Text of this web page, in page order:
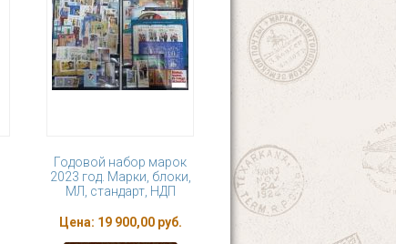
Годовой набор марок
2023 год. Марки, блоки,
МЛ, стандарт, НДП
Цена: 19 900,00 руб.